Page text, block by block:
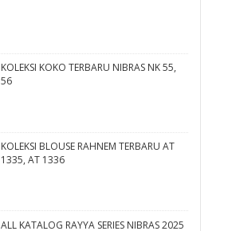
KOLEKSI KOKO TERBARU NIBRAS NK 55,
56
KOLEKSI BLOUSE RAHNEM TERBARU AT
1335, AT 1336
ALL KATALOG RAYYA SERIES NIBRAS 2025